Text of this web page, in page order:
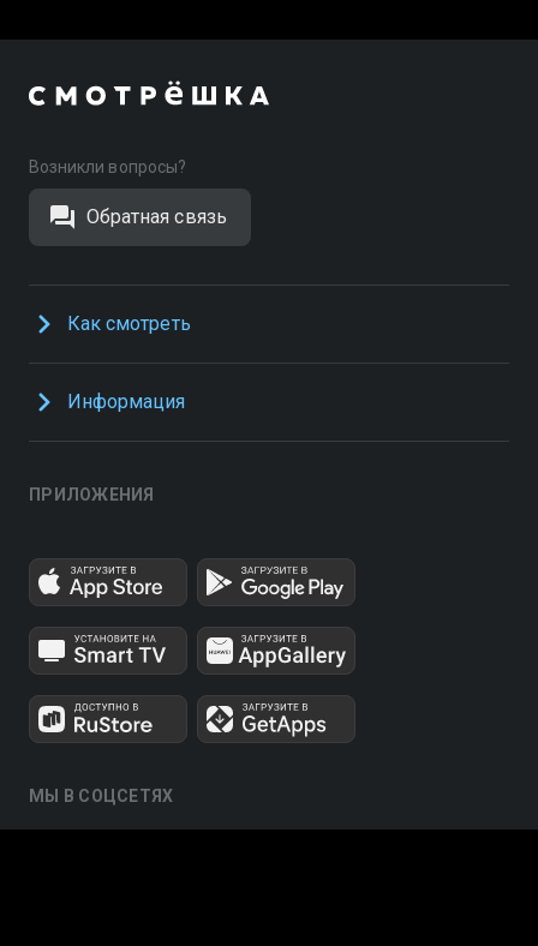
Возникли вопросы?
Обратная связь
Как смотреть
Информация
ПРИЛОЖЕНИЯ
МЫ В СОЦСЕТЯХ